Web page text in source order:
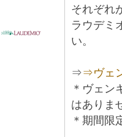
それぞれ
ラウデミ
い。
⇒⇒ヴェ
＊ヴェン
はありま
＊期間限